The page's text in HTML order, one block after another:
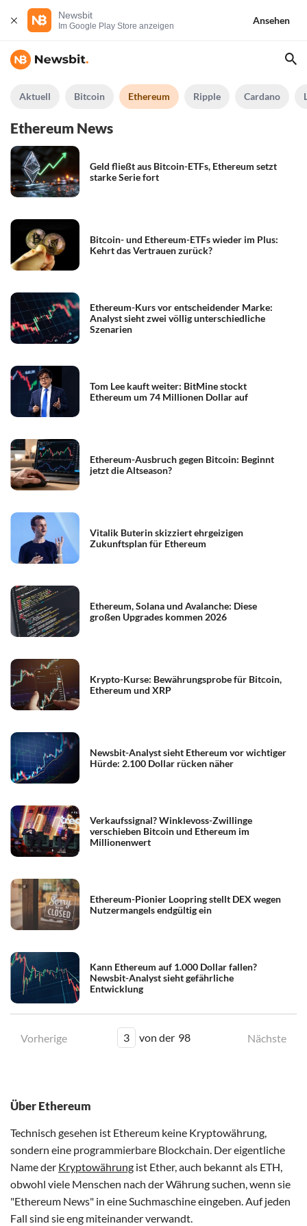
Newsbit
Im Google Play Store anzeigen
Ansehen
Aktuell Bitcoin Ethereum Ripple Cardano
Ethereum News
Geld fließt aus Bitcoin-ETFs, Ethereum setzt
starke Serie fort
Bitcoin- und Ethereum-ETFs wieder im Plus:
Kehrt das Vertrauen zurück?
Ethereum-Kurs vor entscheidender Marke:
Analyst sieht zwei völlig unterschiedliche
Szenarien
Tom Lee kauft weiter: BitMine stockt
Ethereum um 74 Millionen Dollar auf
Ethereum-Ausbruch gegen Bitcoin: Beginnt
jetzt die Altseason?
Vitalik Buterin skizziert ehrgeizigen
Zukunftsplan für Ethereum
Ethereum, Solana und Avalanche: Diese
großen Upgrades kommen 2026
Krypto-Kurse: Bewährungsprobe für Bitcoin,
Ethereum und XRP
Newsbit-Analyst sieht Ethereum vor wichtiger
Hürde: 2.100 Dollar rücken näher
Verkaufssignal? Winklevoss-Zwillinge
verschieben Bitcoin und Ethereum im
Millionenwert
Ethereum-Pionier Loopring stellt DEX wegen
Nutzermangels endgültig ein
Kann Ethereum auf 1.000 Dollar fallen?
Newsbit-Analyst sieht gefährliche
Entwicklung
Vorherige 3 von der 98 Nächste
Über Ethereum
Technisch gesehen ist Ethereum keine Kryptowährung,
sondern eine programmierbare Blockchain. Der eigentliche
Name der Kryptowährung ist Ether, auch bekannt als ETH,
obwohl viele Menschen nach der Währung suchen, wenn sie
"Ethereum News" in eine Suchmaschine eingeben. Auf jeden
Fall sind sie eng miteinander verwandt.